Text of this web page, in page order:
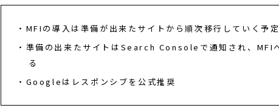
MFIの導入は準備が出来たサイトから順次移行していく予定
準備の出来たサイトはSearch Consoleで通知され、MFI
る
Googleはレスポンシブを公式推奨